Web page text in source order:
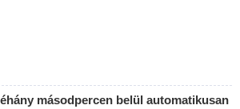
másodpercen belül automatikusan